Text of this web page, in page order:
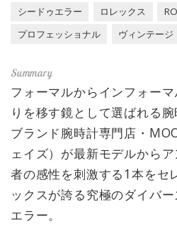
シードゥエラー
ロレックス
プロフェッショナル
ヴィンテージ
フォーマルからインフォー
りを移す鏡として選ばれる
ブランド腕時計専門店・
ェイズ）が最新モデルから
者の感性を刺激する1本をセ
ックスが誇る究極のダイバ
エラー。